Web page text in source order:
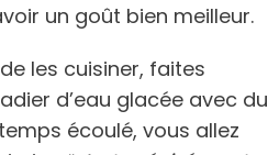
un goût bien meilleur.
les cuisiner, faites
d’eau glacée avec du
écoulé, vous allez